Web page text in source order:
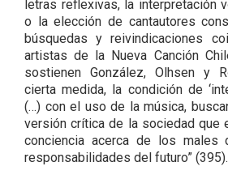
letras reflexivas, la interpretación
o la elección de cantautores
búsquedas y reivindicaciones
artistas de la Nueva Canción
sostienen González, Olhsen y
cierta medida, la condición de
(…) con el uso de la música,
versión crítica de la sociedad que
conciencia acerca de los males
responsabilidades del futuro” (395).